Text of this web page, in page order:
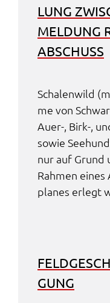
LUNG
MEL­DUNG
AB­SCHUSS
Scha­len­wild
me von
Auer-, Birk-,
sowie
nur auf Grund
Rahmen
pla­nes erlegt
GUNG